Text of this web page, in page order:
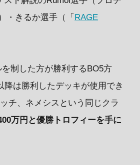
・きるか選手（「 RAGE
制した方が勝利するBO5方
は勝利したデッキが使用でき
チ、ネメシスという同じクラ
万円と優勝トロフィーを手に